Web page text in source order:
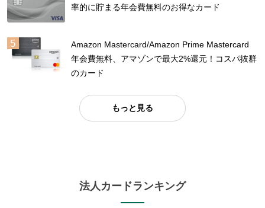
率的に貯まる年会費無料のお得なカード
Amazon Mastercard/Amazon Prime Mastercard
年会費無料、アマゾンで最大2%還元！コスパ抜群
のカード
もっと見る
法人カードランキング